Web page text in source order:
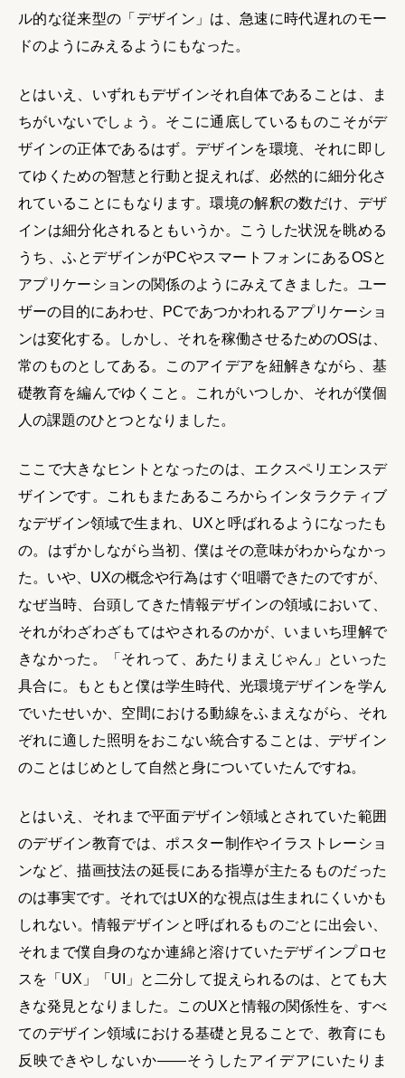
ル的な従来型の「デザイン」は、急速に時代遅れのモー
ドのようにみえるようにもなった。
とはいえ、いずれもデザインそれ自体であることは、ま
ちがいないでしょう。そこに通底しているものこそがデ
ザインの正体であるはず。デザインを環境、それに即し
てゆくための智慧と行動と捉えれば、必然的に細分化さ
れていることにもなります。環境の解釈の数だけ、デザ
インは細分化されるともいうか。こうした状況を眺める
うち、ふとデザインがPCやスマートフォンにあるOSと
アプリケーションの関係のようにみえてきました。ユー
ザーの目的にあわせ、PCであつかわれるアプリケーショ
ンは変化する。しかし、それを稼働させるためのOSは、
常のものとしてある。このアイデアを紐解きながら、基
礎教育を編んでゆくこと。これがいつしか、それが僕個
人の課題のひとつとなりました。
ここで大きなヒントとなったのは、エクスペリエンスデ
ザインです。これもまたあるころからインタラクティブ
なデザイン領域で生まれ、UXと呼ばれるようになったも
の。はずかしながら当初、僕はその意味がわからなかっ
た。いや、UXの概念や行為はすぐ咀嚼できたのですが、
なぜ当時、台頭してきた情報デザインの領域において、
それがわざわざもてはやされるのかが、いまいち理解で
きなかった。「それって、あたりまえじゃん」といった
具合に。もともと僕は学生時代、光環境デザインを学ん
でいたせいか、空間における動線をふまえながら、それ
ぞれに適した照明をおこない統合することは、デザイン
のことはじめとして自然と身についていたんですね。
とはいえ、それまで平面デザイン領域とされていた範囲
のデザイン教育では、ポスター制作やイラストレーショ
ンなど、描画技法の延長にある指導が主たるものだった
のは事実です。それではUX的な視点は生まれにくいかも
しれない。情報デザインと呼ばれるものごとに出会い、
それまで僕自身のなか連綿と溶けていたデザインプロセ
スを「UX」「UI」と二分して捉えられるのは、とても大
きな発見となりました。このUXと情報の関係性を、すべ
てのデザイン領域における基礎と見ることで、教育にも
反映できやしないか——そうしたアイデアにいたりま